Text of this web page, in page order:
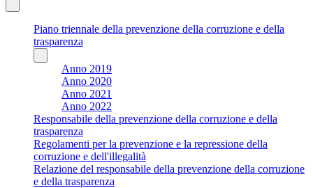
Piano triennale della prevenzione della corruzione e della
trasparenza
Anno 2019
Anno 2020
Anno 2021
Anno 2022
Responsabile della prevenzione della corruzione e della
trasparenza
Regolamenti per la prevenzione e la repressione della
corruzione e dell'illegalità
Relazione del responsabile della prevenzione della corruzione
e della trasparenza